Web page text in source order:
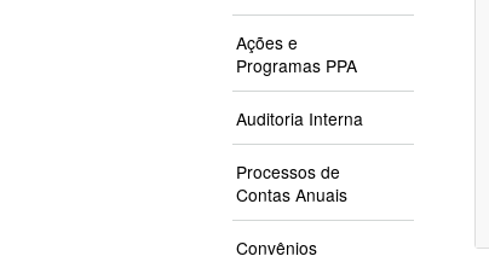
Ações e
Programas PPA
Auditoria Interna
Processos de
Contas Anuais
Convênios